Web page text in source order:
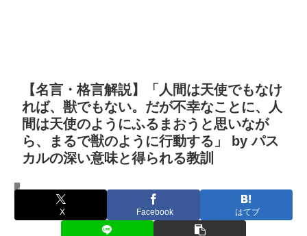
【名言・格言解説】「人間は天使でもなけ
れば、獣でもない。だが不幸なことに、人
間は天使のようにふるまおうと思いなが
ら、まるで獣のように行動する」 by パス
カルの深い意味と得られる教訓
名言・格言
X Facebook はてブ